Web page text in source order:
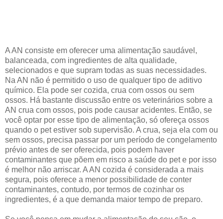
A AN consiste em oferecer uma alimentação saudável,
balanceada, com ingredientes de alta qualidade,
selecionados e que supram todas as suas necessidades.
Na AN não é permitido o uso de qualquer tipo de aditivo
químico. Ela pode ser cozida, crua com ossos ou sem
ossos. Há bastante discussão entre os veterinários sobre a
AN crua com ossos, pois pode causar acidentes. Então, se
você optar por esse tipo de alimentação, só ofereça ossos
quando o pet estiver sob supervisão. A crua, seja ela com ou
sem ossos, precisa passar por um período de congelamento
prévio antes de ser oferecida, pois podem haver
contaminantes que põem em risco a saúde do pet e por isso
é melhor não arriscar. A AN cozida é considerada a mais
segura, pois oferece a menor possibilidade de conter
contaminantes, contudo, por termos de cozinhar os
ingredientes, é a que demanda maior tempo de preparo.